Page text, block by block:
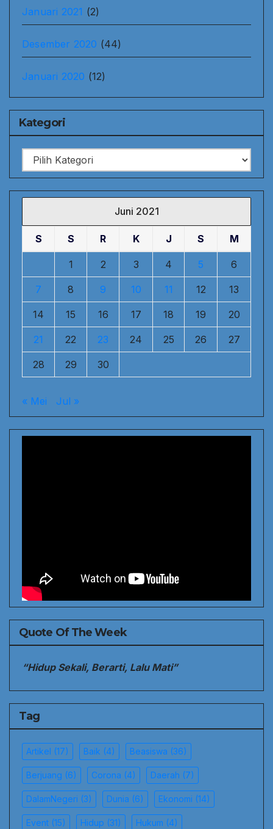
Januari 2021 (2)
Desember 2020 (44)
Januari 2020 (12)
Kategori
Kategori
Juni 2021
S S R K J S M
1 2 3 4 5 6
7 8 9 10 11 12 13
14 15 16 17 18 19 20
21 22 23 24 25 26 27
28 29 30
« Mei Jul »
Quote Of The Week
“Hidup Sekali, Berarti, Lalu Mati”
Tag
Artikel (17) Baik (4) Beasiswa (36)
Berjuang (6) Corona (4) Daerah (7)
DalamNegeri (3) Dunia (6) Ekonomi (14)
Event (15) Hidup (31) Hukum (4)